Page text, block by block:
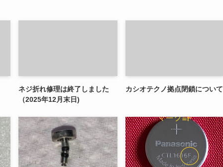
ネジ折れ修理は終了しました
（2025年12月末日)
カシオテクノ拠点閉鎖について